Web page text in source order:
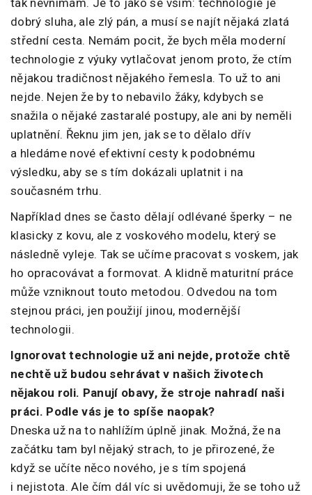
tak nevnímám. Je to jako se vším: technologie je
dobrý sluha, ale zlý pán, a musí se najít nějaká zlatá
střední cesta. Nemám pocit, že bych měla moderní
technologie z výuky vytlačovat jenom proto, že ctím
nějakou tradičnost nějakého řemesla. To už to ani
nejde. Nejen že by to nebavilo žáky, kdybych se
snažila o nějaké zastaralé postupy, ale ani by neměli
uplatnění. Řeknu jim jen, jak se to dělalo dřív
a hledáme nové efektivní cesty k podobnému
výsledku, aby se s tím dokázali uplatnit i na
současném trhu.
Například dnes se často dělají odlévané šperky – ne
klasicky z kovu, ale z voskového modelu, který se
následně vyleje. Tak se učíme pracovat s voskem, jak
ho opracovávat a formovat. A klidně maturitní práce
může vzniknout touto metodou. Odvedou na tom
stejnou práci, jen použijí jinou, modernější
technologii.
Ignorovat technologie už ani nejde, protože chtě
nechtě už budou sehrávat v našich životech
nějakou roli. Panují obavy, že stroje nahradí naši
práci. Podle vás je to spíše naopak?
Dneska už na to nahlížím úplně jinak. Možná, že na
začátku tam byl nějaký strach, to je přirozené, že
když se učíte něco nového, je s tím spojená
i nejistota. Ale čím dál víc si uvědomuji, že se toho už